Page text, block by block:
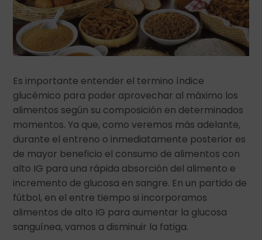
Es importante entender el termino índice
glucémico para poder aprovechar al máximo los
alimentos según su composición en determinados
momentos. Ya que, como veremos más adelante,
durante el entreno o inmediatamente posterior es
de mayor beneficio el consumo de alimentos con
alto IG para una rápida absorción del alimento e
incremento de glucosa en sangre. En un partido de
fútbol, en el entre tiempo si incorporamos
alimentos de alto IG para aumentar la glucosa
sanguínea, vamos a disminuir la fatiga.